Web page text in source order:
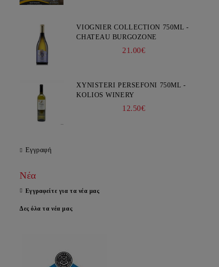
VIOGNIER COLLECTION 750ML -
CHATEAU BURGOZONE
21.00€
XYNISTERI PERSEFONI 750ML -
KOLIOS WINERY
12.50€
Εγγραφή
Νέα
Εγγραφείτε για τα νέα μας
Δες όλα τα νέα μας